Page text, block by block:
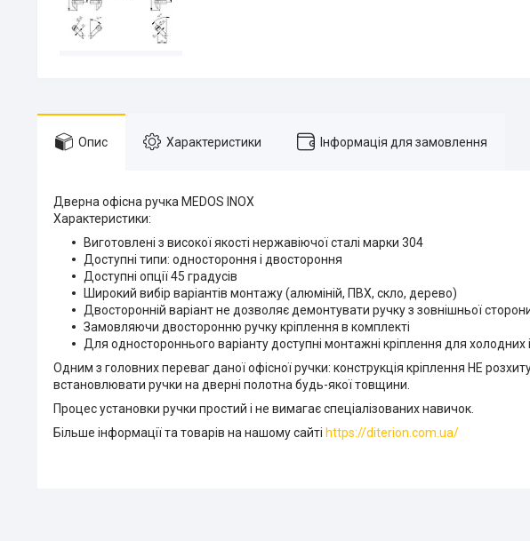
Опис Характеристики Інформація для замовлення
Дверна офісна ручка MEDOS INOX
Характеристики:
Виготовлені з високої якості нержавіючої сталі марки 304
Доступні типи: одностороння і двостороння
Доступні опції 45 градусів
Широкий вибір варіантів монтажу (алюміній, ПВХ, скло, дерево)
Двосторонній варіант не дозволяє демонтувати ручку з зовнішньої
Замовляючи двосторонню ручку кріплення в комплекті
Для одностороннього варіанту доступні монтажні кріплення для холодних
Одним з головних переваг даної офісної ручки: конструкція кріплення НЕ
встановлювати ручки на дверні полотна будь-якої товщини.
Процес установки ручки простий і не вимагає спеціалізованих навичок.
Більше інформації та товарів на нашому сайті https://diterion.com.ua/